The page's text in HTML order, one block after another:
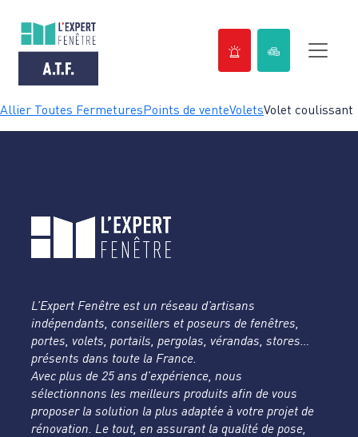
Passer
Allier Toutes FermeturesPoints de venteVoletsVolet coulissant
L’Expert Fenêtre est un réseau d’artisans
indépendants, conseillers et poseurs de fenêtres,
portes, volets, portails, pergolas, vérandas, stores…
présents dans toute la France.
Avec plus de 25 ans d’expérience, nous
sélectionnons les meilleurs produits afin de vous
proposer la solution la plus adaptée à votre projet de
rénovation. Le tout, en assurant la qualité de pose,